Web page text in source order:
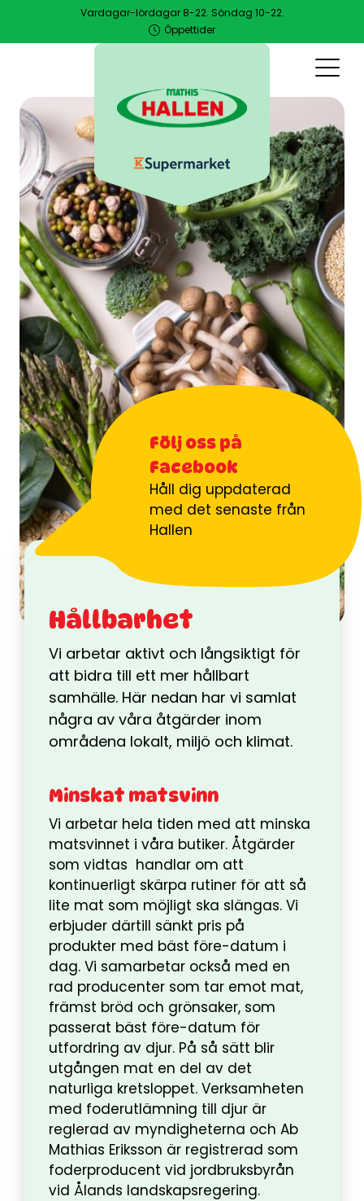
huvudinnehåll
Vardagar-lördagar 8-22. Söndag 10-22.
meny
Öppettider
Följ oss på
Facebook
Håll dig uppdaterad
med det senaste från
Hallen
Hållbarhet
Vi arbetar aktivt och långsiktigt för
att bidra till ett mer hållbart
samhälle. Här nedan har vi samlat
några av våra åtgärder inom
områdena lokalt, miljö och klimat.
Minskat matsvinn
Vi arbetar hela tiden med att minska
matsvinnet i våra butiker. Åtgärder
som vidtas handlar om att
kontinuerligt skärpa rutiner för att så
lite mat som möjligt ska slängas. Vi
erbjuder därtill sänkt pris på
produkter med bäst före-datum i
dag. Vi samarbetar också med en
rad producenter som tar emot mat,
främst bröd och grönsaker, som
passerat bäst före-datum för
utfordring av djur. På så sätt blir
utgången mat en del av det
naturliga kretsloppet. Verksamheten
med foderutlämning till djur är
reglerad av myndigheterna och Ab
Mathias Eriksson är registrerad som
foderproducent vid jordbruksbyrån
vid Ålands landskapsregering.